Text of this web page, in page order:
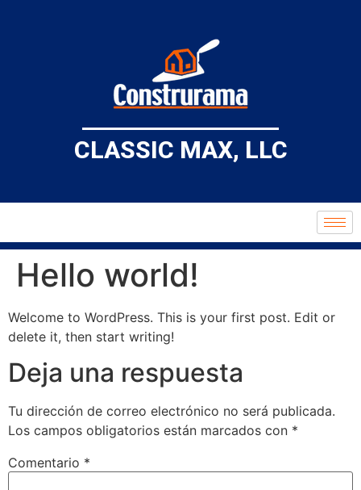
CLASSIC MAX, LLC
Hello world!
Welcome to WordPress. This is your first post. Edit or
delete it, then start writing!
Deja una respuesta
Tu dirección de correo electrónico no será publicada.
Los campos obligatorios están marcados con *
Comentario *